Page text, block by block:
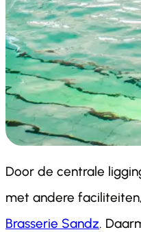
Door de centrale
met andere
Brasserie Sandz.